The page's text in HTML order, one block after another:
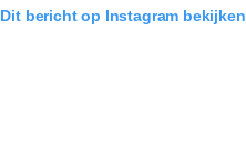
Dit bericht op Instagram bekijken